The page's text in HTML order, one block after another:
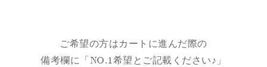
ご希望の方はカートに進んだ際の
備考欄に「NO.1希望とご記載ください♪」